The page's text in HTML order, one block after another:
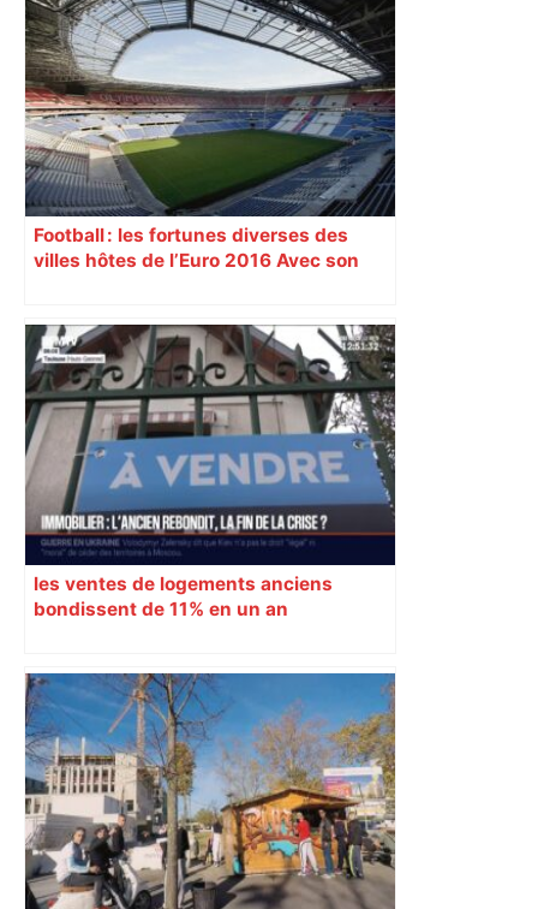
Football : les fortunes diverses des
villes hôtes de l’Euro 2016 Avec son
vivre un Euro exaltant grâce à un tirage
au sort favorable. Toutes les cités n’ont
pas été aussi gâtées.
les ventes de logements anciens
bondissent de 11% en un an